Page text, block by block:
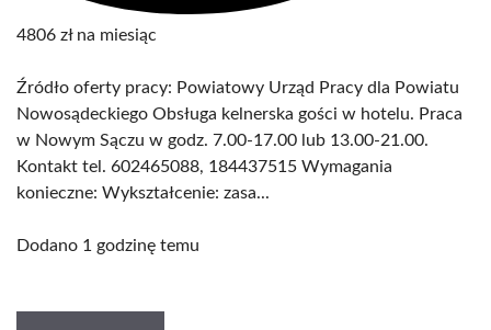
4806 zł na miesiąc
Źródło oferty pracy: Powiatowy Urząd Pracy dla Powiatu
Nowosądeckiego Obsługa kelnerska gości w hotelu. Praca
w Nowym Sączu w godz. 7.00-17.00 lub 13.00-21.00.
Kontakt tel. 602465088, 184437515 Wymagania
konieczne: Wykształcenie: zasa...
Dodano 1 godzinę temu